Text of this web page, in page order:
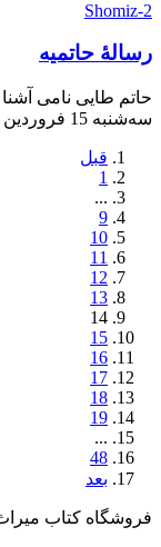
رسالۀ حاتمیه
حاتم طایی نامی
سه‌شنبه 15 فروردین 1396
قبل
1
...
9
10
11
12
13
14
15
16
17
18
19
...
48
بعد
فروشگاه کتاب